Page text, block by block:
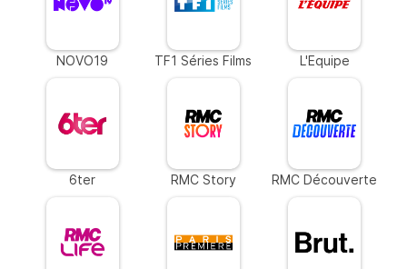
NOVO19 TF1 Séries Films L'Equipe
6ter RMC Story RMC Découverte